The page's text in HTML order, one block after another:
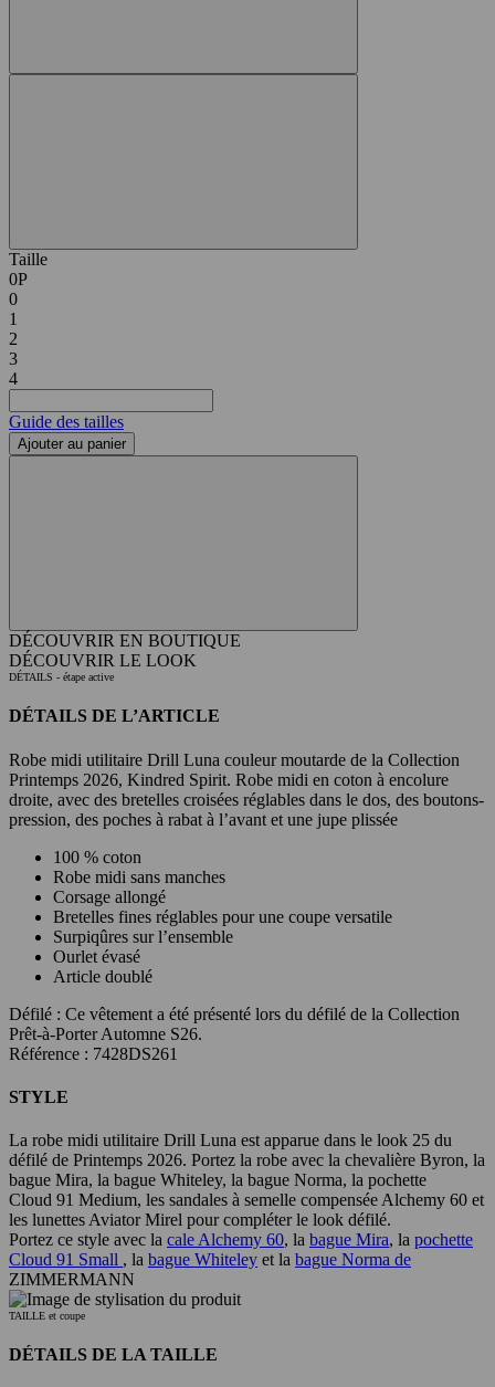
Taille
0P
0
1
2
3
4
Guide des tailles
Ajouter au panier
DÉCOUVRIR EN BOUTIQUE
DÉCOUVRIR LE LOOK
DÉTAILS - étape active
DÉTAILS DE L’ARTICLE
Robe midi utilitaire Drill Luna couleur moutarde de la Collection
Printemps 2026, Kindred Spirit. Robe midi en coton à encolure
droite, avec des bretelles croisées réglables dans le dos, des boutons-
pression, des poches à rabat à l’avant et une jupe plissée
100 % coton
Robe midi sans manches
Corsage allongé
Bretelles fines réglables pour une coupe versatile
Surpiqûres sur l’ensemble
Ourlet évasé
Article doublé
Défilé : Ce vêtement a été présenté lors du défilé de la Collection
Prêt-à-Porter Automne S26.
Référence : 7428DS261
STYLE
La robe midi utilitaire Drill Luna est apparue dans le look 25 du
défilé de Printemps 2026. Portez la robe avec la chevalière Byron, la
bague Mira, la bague Whiteley, la bague Norma, la pochette
Cloud 91 Medium, les sandales à semelle compensée Alchemy 60 et
les lunettes Aviator Mirel pour compléter le look défilé.
Portez ce style avec la cale Alchemy 60, la bague Mira, la pochette
Cloud 91 Small , la bague Whiteley et la bague Norma de
ZIMMERMANN
TAILLE et coupe
DÉTAILS DE LA TAILLE